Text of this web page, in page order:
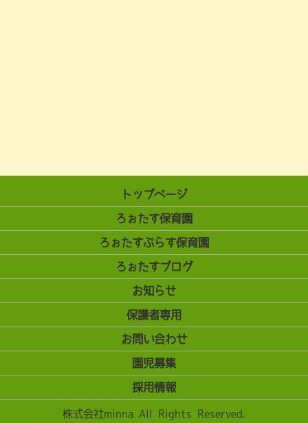
トップページ
ろぉたす保育園
ろぉたすぷらす保育園
ろぉたすブログ
お知らせ
保護者専用
お問い合わせ
園児募集
採用情報
株式会社minna All Rights Reserved.